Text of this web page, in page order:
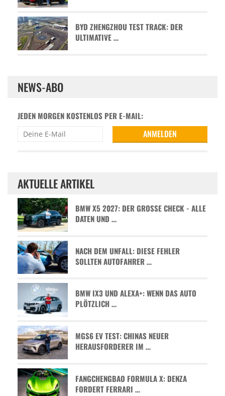
BYD ZHENGZHOU TEST TRACK: DER
ULTIMATIVE …
NEWS-ABO
JEDEN MORGEN KOSTENLOS PER E-MAIL:
AKTUELLE ARTIKEL
BMW X5 2027: DER GROSSE CHECK - ALLE D
ATEN UND …
NACH DEM UNFALL: DIESE FEHLER
SOLLTEN AUTOFAHRER …
BMW IX3 UND ALEXA+: WENN DAS AUTO
PLÖTZLICH …
MGS6 EV TEST: CHINAS NEUER
HERAUSFORDERER IM …
FANGCHENGBAO FORMULA X: DENZA
FORDERT FERRARI …